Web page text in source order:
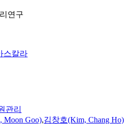
연구
스칼라
관리
Moon Goo),김창호(Kim, Chang Ho)